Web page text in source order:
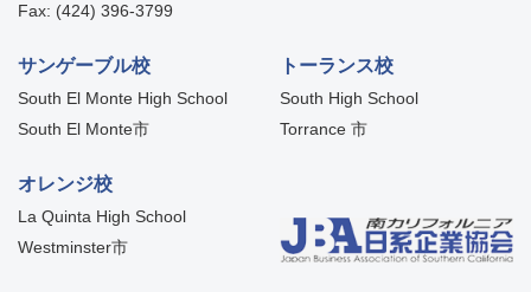
Fax: (424) 396-3799
サンゲーブル校
South El Monte High School
South El Monte市
トーランス校
South High School
Torrance 市
オレンジ校
La Quinta High School
Westminster市